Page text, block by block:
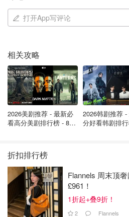
的主要原因还是在于电子水墨屏
呢？电子水墨屏简单来说就是由
黑色颗粒带有负电荷，而白色颗粒
通过改变电荷从而使得黑色和白
案画面，从而呈现出可以阅读和
打开App写评论
相关攻略
2026美剧推荐 - 最新必
看高分美剧排行榜 - 8月
2026韩剧推荐
分好看韩剧排
折扣排行榜
Flannels 周末顶
£961！
1折起+叠9折！
2 Flannels